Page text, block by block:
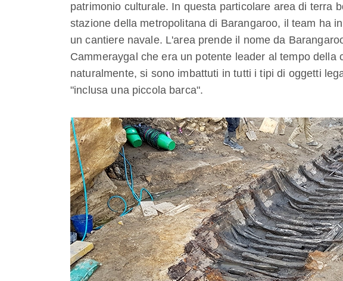
patrimonio culturale. In questa particolare area di terra
stazione della metropolitana di Barangaroo, il team ha
un cantiere navale. L'area prende il nome da
Cammeraygal che era un potente leader al tempo della
naturalmente, si sono imbattuti in tutti i tipi di oggetti
"inclusa una piccola barca".